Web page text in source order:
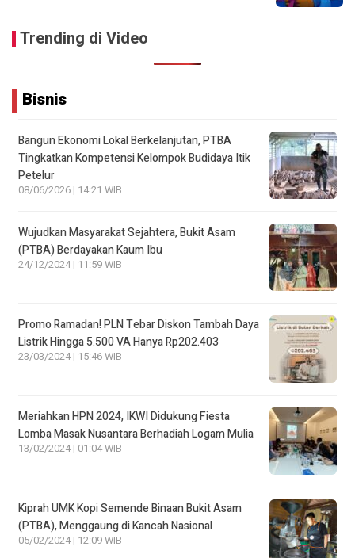
Trending di Video
Bisnis
Bangun Ekonomi Lokal Berkelanjutan, PTBA
Tingkatkan Kompetensi Kelompok Budidaya Itik
Petelur
08/06/2026 | 14:21 WIB
Wujudkan Masyarakat Sejahtera, Bukit Asam
(PTBA) Berdayakan Kaum Ibu
24/12/2024 | 11:59 WIB
Promo Ramadan! PLN Tebar Diskon Tambah Daya
Listrik Hingga 5.500 VA Hanya Rp202.403
23/03/2024 | 15:46 WIB
Meriahkan HPN 2024, IKWI Didukung Fiesta
Lomba Masak Nusantara Berhadiah Logam Mulia
13/02/2024 | 01:04 WIB
Kiprah UMK Kopi Semende Binaan Bukit Asam
(PTBA), Menggaung di Kancah Nasional
05/02/2024 | 12:09 WIB